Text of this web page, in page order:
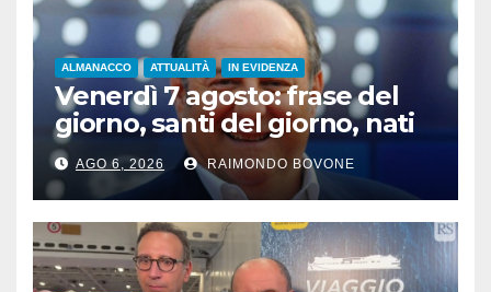
ALMANACCO ATTUALITÀ IN EVIDENZA
Venerdì 7 agosto: frase del
giorno, santi del giorno, nati
famosi, accadde oggi
AGO 6, 2026 RAIMONDO BOVONE